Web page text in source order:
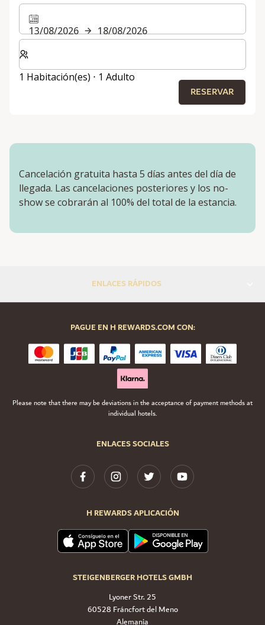
13/08/2026
18/08/2026
Seleccione el número de habitaciones y huéspedes
1 Habitación(es) ⋅ 1 Adulto
RESERVAR
Cancelación gratuita hasta 5 días antes del día de
llegada. Las cancelaciones posteriores y los no-
show se cobrarán al 100% del total de la estancia.
ENLACES RÁPIDOS
ENLACES SOCIALES
H REWARDS APLICACIÓN
STEIGENBERGER HOTELS GMBH
Lyoner Str. 25
60528 Fráncfort del Meno
Alemania
PAGUE EN H REWARDS.COM CON:
Please note that there may be deviations in the acceptance of payment methods at
individual hotels.